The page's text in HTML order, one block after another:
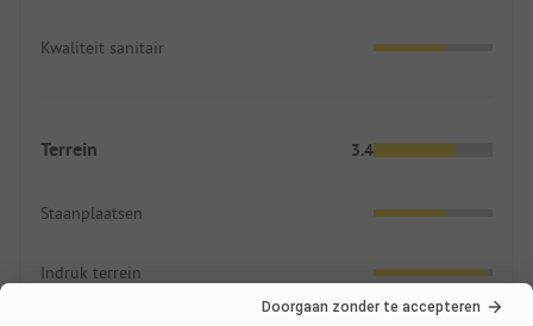
Kwaliteit sanitair
Terrein 3.4
Staanplaatsen
Indruk terrein